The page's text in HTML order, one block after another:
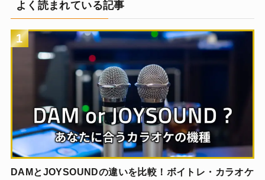
よく読まれている記事
1
DAMとJOYSOUNDの違いを比較！ボイトレ・カラオケ